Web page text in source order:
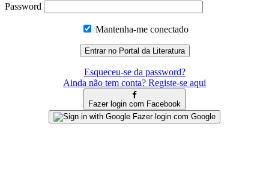
Password
Mantenha-me conectado
Esqueceu-se da password?
Ainda não tem conta? Registe-se aqui
Fazer login com Facebook
Fazer login com Google